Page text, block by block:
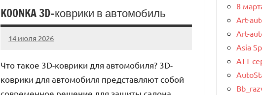
KOONKA 3D-коврики в автомобиль
14 июля 2026
Avtor
Нет
Что такое 3D-коврики для автомобиля? 3D-
коврики для автомобиля представляют собой
8
Art-
Art-
Asia
ATT